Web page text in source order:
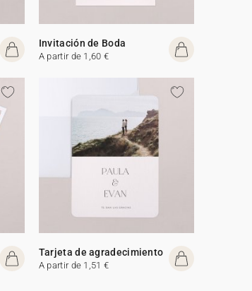
Invitación de Boda
A partir de 1,60 €
Tarjeta de agradecimiento
A partir de 1,51 €